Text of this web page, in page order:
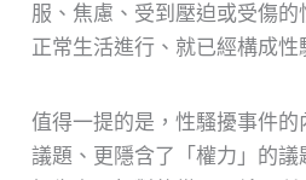
服、焦慮、受到壓迫或受傷
正常生活進行、就已經構成性
值得一提的是，性騷擾事件的
議題、更隱含了「權力」的